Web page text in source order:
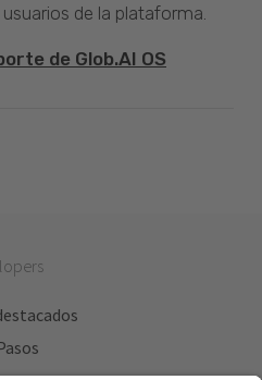
de la plataforma.
de Glob.AI OS